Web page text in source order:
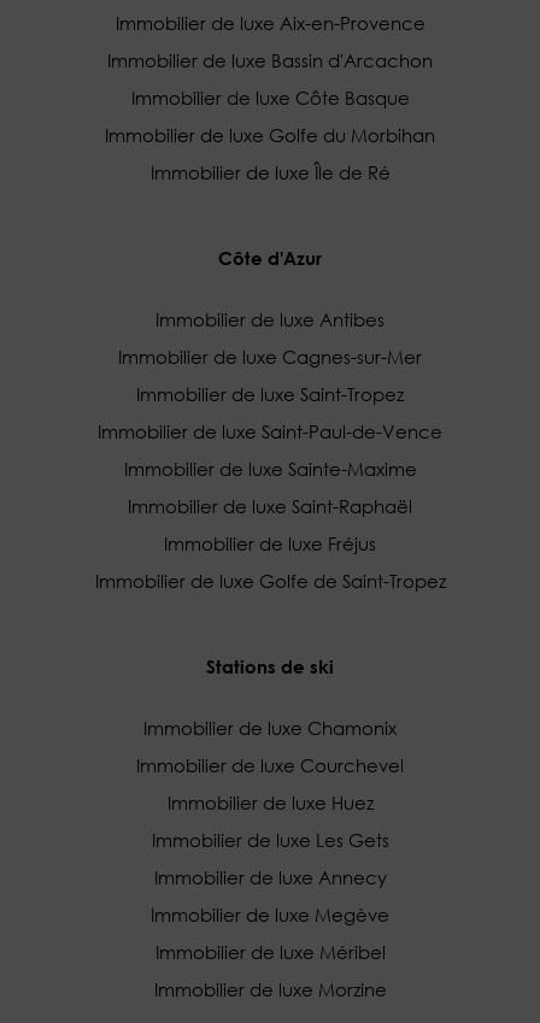
Immobilier de luxe Aix-en-Provence
Immobilier de luxe Bassin d'Arcachon
Immobilier de luxe Côte Basque
Immobilier de luxe Golfe du Morbihan
Immobilier de luxe Île de Ré
Côte d'Azur
Immobilier de luxe Antibes
Immobilier de luxe Cagnes-sur-Mer
Immobilier de luxe Saint-Tropez
Immobilier de luxe Saint-Paul-de-Vence
Immobilier de luxe Sainte-Maxime
Immobilier de luxe Saint-Raphaël
Immobilier de luxe Fréjus
Immobilier de luxe Golfe de Saint-Tropez
Stations de ski
Immobilier de luxe Chamonix
Immobilier de luxe Courchevel
Immobilier de luxe Huez
Immobilier de luxe Les Gets
Immobilier de luxe Annecy
Immobilier de luxe Megève
Immobilier de luxe Méribel
Immobilier de luxe Morzine